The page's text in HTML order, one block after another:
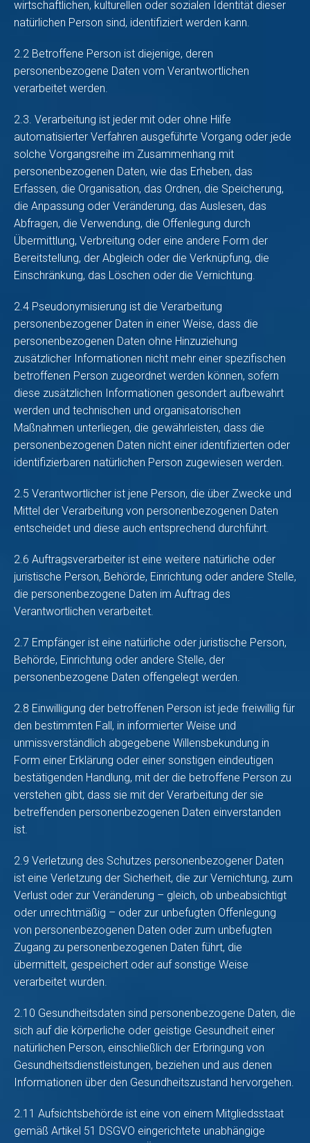
wirtschaftlichen, kulturellen oder sozialen Identität dieser
natürlichen Person sind, identifiziert werden kann.
2.2 Betroffene Person ist diejenige, deren
personenbezogene Daten vom Verantwortlichen
verarbeitet werden.
2.3. Verarbeitung ist jeder mit oder ohne Hilfe
automatisierter Verfahren ausgeführte Vorgang oder jede
solche Vorgangsreihe im Zusammenhang mit
personenbezogenen Daten, wie das Erheben, das
Erfassen, die Organisation, das Ordnen, die Speicherung,
die Anpassung oder Veränderung, das Auslesen, das
Abfragen, die Verwendung, die Offenlegung durch
Übermittlung, Verbreitung oder eine andere Form der
Bereitstellung, der Abgleich oder die Verknüpfung, die
Einschränkung, das Löschen oder die Vernichtung.
2.4 Pseudonymisierung ist die Verarbeitung
personenbezogener Daten in einer Weise, dass die
personenbezogenen Daten ohne Hinzuziehung
zusätzlicher Informationen nicht mehr einer spezifischen
betroffenen Person zugeordnet werden können, sofern
diese zusätzlichen Informationen gesondert aufbewahrt
werden und technischen und organisatorischen
Maßnahmen unterliegen, die gewährleisten, dass die
personenbezogenen Daten nicht einer identifizierten oder
identifizierbaren natürlichen Person zugewiesen werden.
2.5 Verantwortlicher ist jene Person, die über Zwecke und
Mittel der Verarbeitung von personenbezogenen Daten
entscheidet und diese auch entsprechend durchführt.
2.6 Auftragsverarbeiter ist eine weitere natürliche oder
juristische Person, Behörde, Einrichtung oder andere Stelle,
die personenbezogene Daten im Auftrag des
Verantwortlichen verarbeitet.
2.7 Empfänger ist eine natürliche oder juristische Person,
Behörde, Einrichtung oder andere Stelle, der
personenbezogene Daten offengelegt werden.
2.8 Einwilligung der betroffenen Person ist jede freiwillig für
den bestimmten Fall, in informierter Weise und
unmissverständlich abgegebene Willensbekundung in
Form einer Erklärung oder einer sonstigen eindeutigen
bestätigenden Handlung, mit der die betroffene Person zu
verstehen gibt, dass sie mit der Verarbeitung der sie
betreffenden personenbezogenen Daten einverstanden
ist.
2.9 Verletzung des Schutzes personenbezogener Daten
ist eine Verletzung der Sicherheit, die zur Vernichtung, zum
Verlust oder zur Veränderung – gleich, ob unbeabsichtigt
oder unrechtmäßig – oder zur unbefugten Offenlegung
von personenbezogenen Daten oder zum unbefugten
Zugang zu personenbezogenen Daten führt, die
übermittelt, gespeichert oder auf sonstige Weise
verarbeitet wurden.
2.10 Gesundheitsdaten sind personenbezogene Daten, die
sich auf die körperliche oder geistige Gesundheit einer
natürlichen Person, einschließlich der Erbringung von
Gesundheitsdienstleistungen, beziehen und aus denen
Informationen über den Gesundheitszustand hervorgehen.
2.11 Aufsichtsbehörde ist eine von einem Mitgliedsstaat
gemäß Artikel 51 DSGVO eingerichtete unabhängige